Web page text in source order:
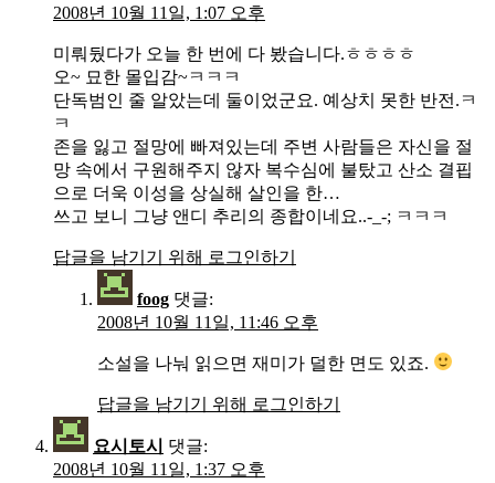
2008년 10월 11일, 1:07 오후
미뤄뒀다가 오늘 한 번에 다 봤습니다.ㅎㅎㅎㅎ
오~ 묘한 몰입감~ㅋㅋㅋ
단독범인 줄 알았는데 둘이었군요. 예상치 못한 반전.ㅋ
ㅋ
존을 잃고 절망에 빠져있는데 주변 사람들은 자신을 절
망 속에서 구원해주지 않자 복수심에 불탔고 산소 결핍
으로 더욱 이성을 상실해 살인을 한…
쓰고 보니 그냥 앤디 추리의 종합이네요..-_-; ㅋㅋㅋ
답글을 남기기 위해 로그인하기
foog 댓글:
2008년 10월 11일, 11:46 오후
소설을 나눠 읽으면 재미가 덜한 면도 있죠.
답글을 남기기 위해 로그인하기
요시토시
댓글:
2008년 10월 11일, 1:37 오후